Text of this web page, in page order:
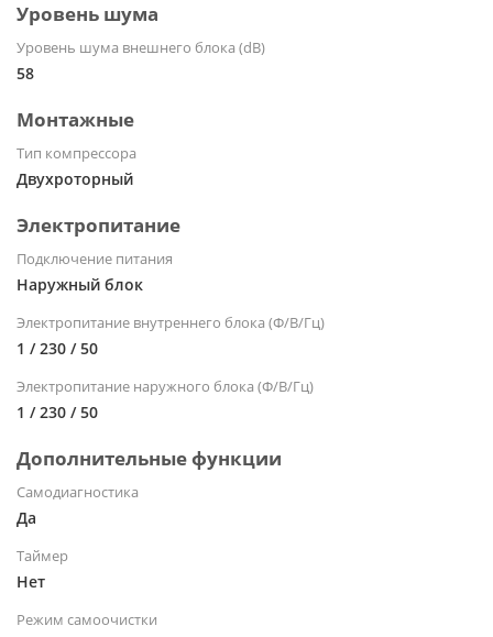
Уровень шума
Уровень шума внешнего блока (dB)
58
Монтажные
Тип компрессора
Двухроторный
Электропитание
Подключение питания
Наружный блок
Электропитание внутреннего блока (Ф/В/Гц)
1 / 230 / 50
Электропитание наружного блока (Ф/В/Гц)
1 / 230 / 50
Дополнительные функции
Самодиагностика
Да
Таймер
Нет
Режим самоочистки